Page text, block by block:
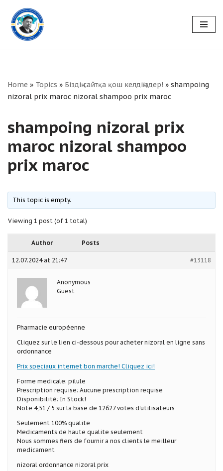
Skip
to
Home » Topics » Біздің сайтқа қош келдіңіздер! » shampoing
nizoral prix maroc nizoral shampoo prix maroc
shampoing nizoral prix
maroc nizoral shampoo
prix maroc
This topic is empty.
Viewing 1 post (of 1 total)
Author Posts
12.07.2024 at 21:47 #13118
Anonymous
Guest
Pharmacie européenne
Cliquez sur le lien ci-dessous pour acheter nizoral en ligne sans
ordonnance
Prix speciaux internet bon marche! Cliquez ici!
Forme medicale: pilule
Prescription requise: Aucune prescription requise
Disponibilité: In Stock!
Note 4,51 / 5 sur la base de 12627 votes d’utilisateurs
Seulement 100% qualite
Medicaments de haute qualite seulement
Nous sommes fiers de fournir a nos clients le meilleur
medicament
nizoral ordonnance nizoral prix